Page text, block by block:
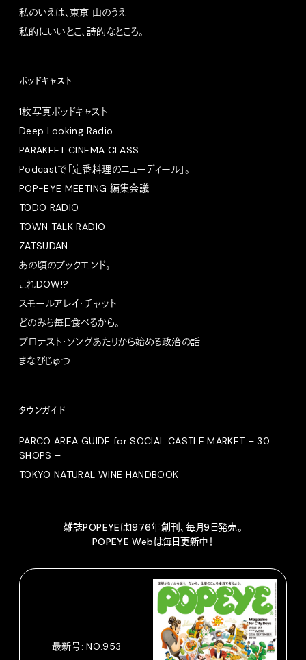
私のいえは、東京 山のうえ
私的にいいとこ、詩的なところ。
ポッドキャスト
1枚写真ポッドキャスト
Deep Looking Radio
PARAKEET CINEMA CLASS
Podcastで「定番料理のニューディール」。
POP-EYE MEETING 編集会議
TODO RADIO
TOWN TALK RADIO
ZATSUDAN
あの頃のブックエンド。
これDOW!?
スモールアレイ・チャット
どのみち毎日食べるから。
プロテスト・ソングあたりから始める政治の話
まなびじゅつ
タウンガイド
PARCO AREA GUIDE for SOCIAL CASTLE MARKET – 30
SHOPS –
TOKYO NATURAL WINE HANDBOOK
雑誌POPEYEは1976年創刊、毎月9日発売。
POPEYE Webは毎日更新中！
最新号: NO.953